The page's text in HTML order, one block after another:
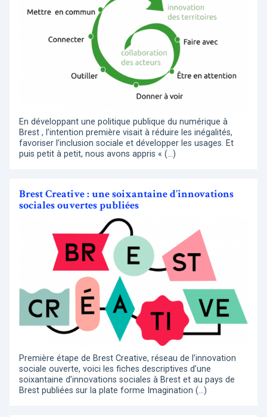
En développant une politique publique du numérique à
Brest , l’intention première visait à réduire les inégalités,
favoriser l’inclusion sociale et développer les usages. Et
puis petit à petit, nous avons appris « (…)
Brest Creative : une soixantaine d’innovations
sociales ouvertes publiées
Première étape de Brest Creative, réseau de l’innovation
sociale ouverte, voici les fiches descriptives d’une
soixantaine d’innovations sociales à Brest et au pays de
Brest publiées sur la plate forme Imagination (…)